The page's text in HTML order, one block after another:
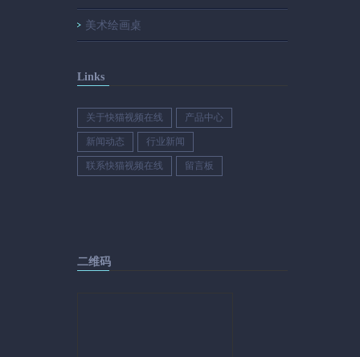
美术绘画桌
Links
关于快猫视频在线 产品中心
新闻动态 行业新闻
联系快猫视频在线 留言板
二维码